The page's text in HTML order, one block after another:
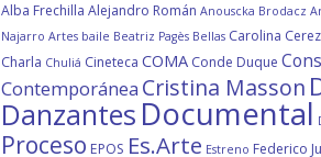
Alba Frechilla Alejandro Román Anouscka Brodacz
Najarro Artes baile Beatriz Pagès Bellas Carolina
Charla Chuliá Cineteca COMA Conde Duque
Contemporánea Cristina Masson
Danzantes Documental
Proceso EPOS Es.Arte Estreno Federico